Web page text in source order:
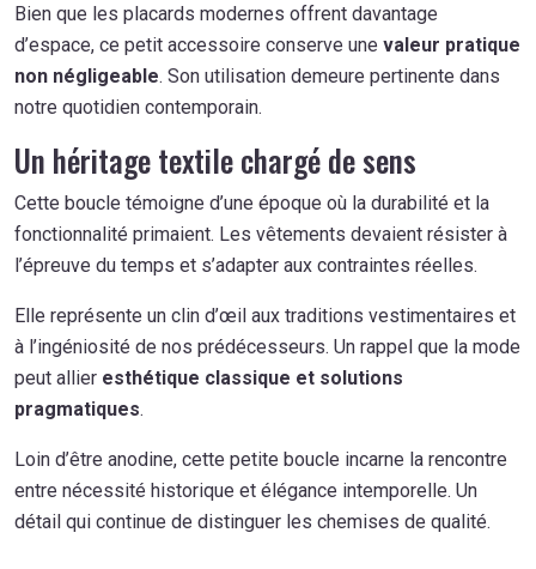
Bien que les placards modernes offrent davantage
d’espace, ce petit accessoire conserve une valeur pratique
non négligeable. Son utilisation demeure pertinente dans
notre quotidien contemporain.
Un héritage textile chargé de sens
Cette boucle témoigne d’une époque où la durabilité et la
fonctionnalité primaient. Les vêtements devaient résister à
l’épreuve du temps et s’adapter aux contraintes réelles.
Elle représente un clin d’œil aux traditions vestimentaires et
à l’ingéniosité de nos prédécesseurs. Un rappel que la mode
peut allier esthétique classique et solutions
pragmatiques.
Loin d’être anodine, cette petite boucle incarne la rencontre
entre nécessité historique et élégance intemporelle. Un
détail qui continue de distinguer les chemises de qualité.